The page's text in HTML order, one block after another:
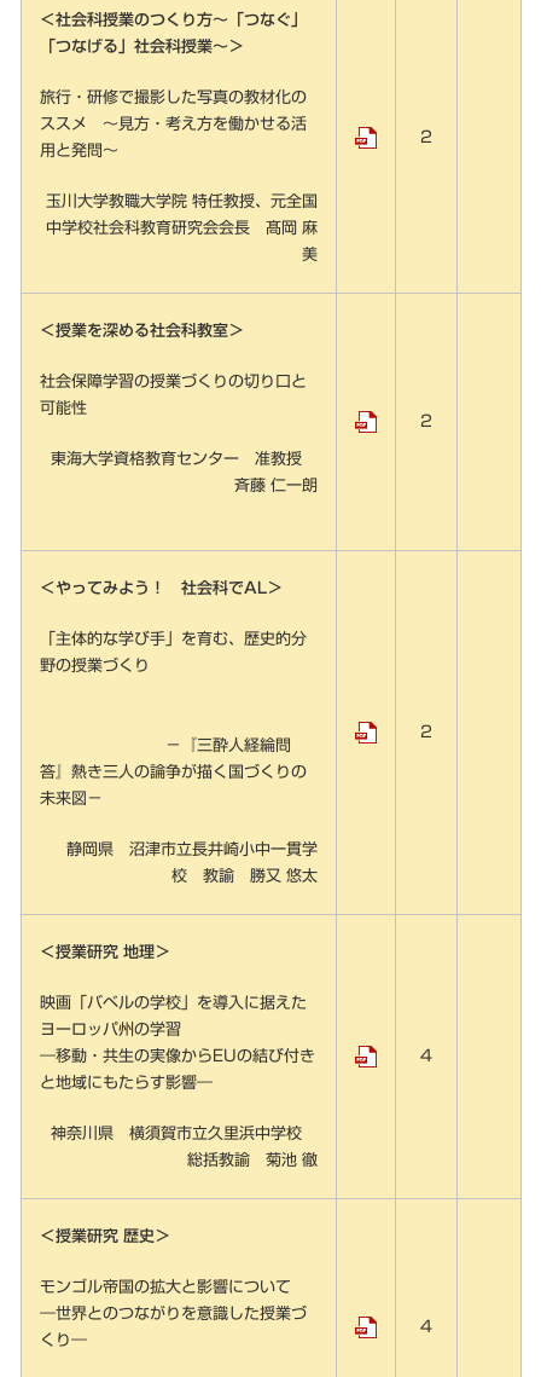
＜社会科授業のつくり方～「つなぐ」
「つなげる」社会科授業～＞
旅行・研修で撮影した写真の教材化の
ススメ ～見方・考え方を働かせる活
用と発問～
玉川大学教職大学院 特任教授、元全国
中学校社会科教育研究会会長 髙岡 麻
美
2
＜授業を深める社会科教室＞
社会保障学習の授業づくりの切り口と
可能性
東海大学資格教育センター 准教授
斉藤 仁一朗
2
＜やってみよう！ 社会科でAL＞
「主体的な学び手」を育む、歴史的分
野の授業づくり
－『三酔人経綸問
答』熱き三人の論争が描く国づくりの
未来図－
静岡県 沼津市立長井崎小中一貫学
校 教諭 勝又 悠太
2
＜授業研究 地理＞
映画「バベルの学校」を導入に据えた
ヨーロッパ州の学習
―移動・共生の実像からEUの結び付き
と地域にもたらす影響―
神奈川県 横須賀市立久里浜中学校
総括教諭 菊池 徹
4
＜授業研究 歴史＞
モンゴル帝国の拡大と影響について
―世界とのつながりを意識した授業づ
くり―
4